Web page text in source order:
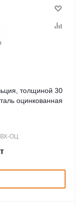
толщиной 30
оцинкованная
ОЦ